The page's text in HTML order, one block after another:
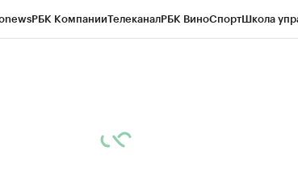
РБК КомпанииТелеканалРБК ВиноСпортШкола